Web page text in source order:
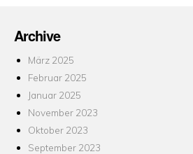
Archive
März 2025
Februar 2025
Januar 2025
November 2023
Oktober 2023
September 2023